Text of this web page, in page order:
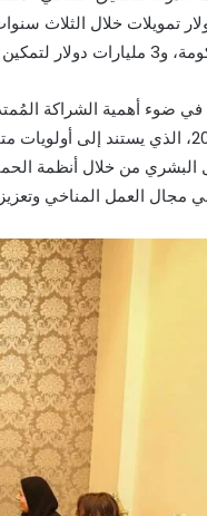
القطاع الخاص.
ضوء أهمية الشراكة
2023-2027، الذي يستند إلى
من خلال أنظمة
مجال العمل المناخي وتعزيز